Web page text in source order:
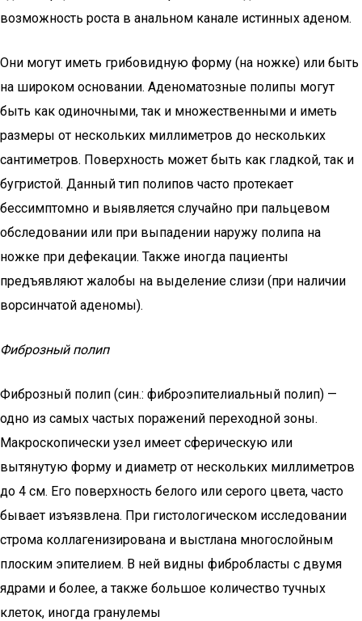
возможность роста в анальном канале истинных аденом.
Они могут иметь грибовидную форму (на ножке) или быть
на широком основании. Аденоматозные полипы могут
быть как одиночными, так и множественными и иметь
размеры от нескольких миллиметров до нескольких
сантиметров. Поверхность может быть как гладкой, так и
бугристой. Данный тип полипов часто протекает
бессимптомно и выявляется случайно при пальцевом
обследовании или при выпадении наружу полипа на
ножке при дефекации. Также иногда пациенты
предъявляют жалобы на выделение слизи (при наличии
ворсинчатой аденомы).
Фиброзный полип
Фиброзный полип (син.: фиброэпителиальный полип) —
одно из самых частых поражений переходной зоны.
Макроскопически узел имеет сферическую или
вытянутую форму и диаметр от нескольких миллиметров
до 4 см. Его поверхность белого или серого цвета, часто
бывает изъязвлена. При гистологическом исследовании
строма коллагенизирована и выстлана многослойным
плоским эпителием. В ней видны фибробласты с двумя
ядрами и более, а также большое количество тучных
клеток, иногда гранулемы